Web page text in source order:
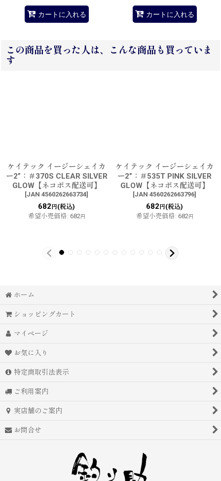
カートに入れる カートに入れる
この商品を買った人は、こんな商品も買っていま
す
ケイテック イージーシェイカ
ー2”：＃370S CLEAR SILVER
GLOW【ネコポス配送可】
[JAN 4560262663734]
682 円(税込)
希望小売価格: 682 円
ケイテック イージーシェイカ
ー2”：＃535T PINK SILVER
GLOW【ネコポス配送可】
[JAN 4560262663796]
682 円(税込)
希望小売価格: 682 円
ホーム
ショッピングカート
マイページ
お気に入り
特定商取引法表示
ご利用案内
実店舗のご案内
お問合せ